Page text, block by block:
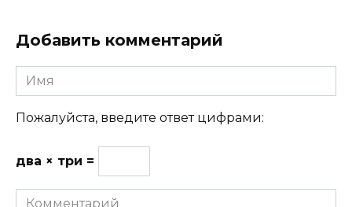
Добавить комментарий
Имя
Пожалуйста, введите ответ цифрами:
два × три =
Комментарий